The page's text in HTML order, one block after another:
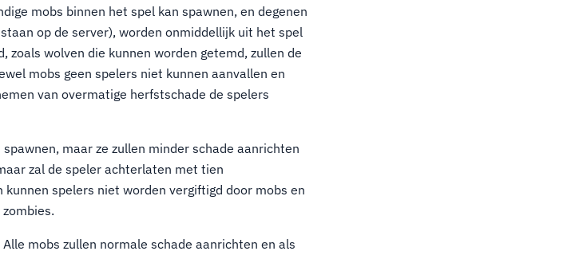
mobs binnen het spel kan spawnen, en degenen
op de server), worden onmiddellijk uit het spel
wolven die kunnen worden getemd, zullen de
mobs geen spelers niet kunnen aanvallen en
van overmatige herfstschade de spelers
maar ze zullen minder schade aanrichten
zal de speler achterlaten met tien
spelers niet worden vergiftigd door mobs en
mobs zullen normale schade aanrichten en als